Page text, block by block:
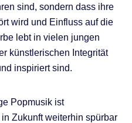
sind, sondern dass ihre
wird und Einfluss auf die
lebt in vielen jungen
künstlerischen Integrität
inspiriert sind.
Popmusik ist
Zukunft weiterhin spürbar